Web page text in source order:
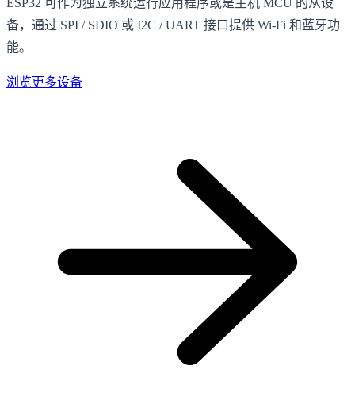
备，通过 SPI / SDIO 或 I2C / UART 接口提供 Wi-Fi 和蓝牙功
能。
浏览更多设备